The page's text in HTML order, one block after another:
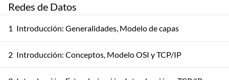
Redes de Datos
1 Introducción: Generalidades, Modelo de capas
2 Introducción: Conceptos, Modelo OSI y TCP/IP